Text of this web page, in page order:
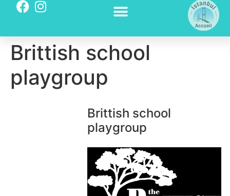
Brittish school
playgroup
Brittish school
playgroup